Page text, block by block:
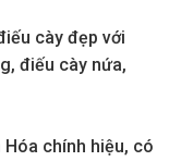
cày đẹp với
điếu cày nứa,
chính hiệu, có